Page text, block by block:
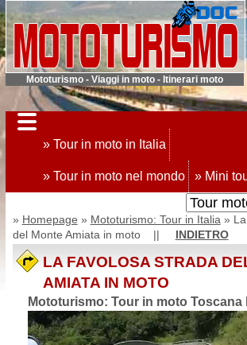
Mototurismo - Viaggi in moto - Itinerari moto
» Tour in moto in Italia
» Tour in moto nel mondo » Mini
» Homepage » Mototurismo: Tour in Italia »
del Monte Amiata in moto || INDIETRO
LA FAVOLOSA STRADA
AMIATA IN MOTO
Mototurismo: Tour in moto Toscana